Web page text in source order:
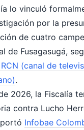
lo vinculó
por la
de cuatro
de Fusagasugá,
(canal de
.
2026, la Fiscalía
contra Lucho
Infobae